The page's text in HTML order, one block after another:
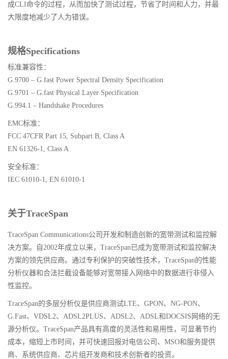
成CLI命令的过程，从而加快了测试过程，节省了时间和人力，并最
大限度地减少了人为错误。
规格Specifications
标准兼容性：
G.9700 – G.fast Power Spectral Density Specification
G.9701 – G.fast Physical Layer Specification
G.994.1 – Handshake Procedures
EMC标准：
FCC 47CFR Part 15, Subpart B, Class A
EN 61326-1, Class A
安全标准：
IEC 61010-1, EN 61010-1
关于TraceSpan
TraceSpan Communications公司开发和制造创新的宽带测试和监控解
决方案。自2002年成立以来，TraceSpan已成为宽带测试和监控解决
方案的领先供应商。通过专利保护的突破性技术，TraceSpan的性能
分析仪器和合法拦截设备能够对宽带接入网络中的数据进行非侵入
性监控。
TraceSpan的多层分析仪是供应商测试LTE、GPON、NG-PON、
G.Fast、VDSL2、ADSL2PLUS、ADSL2、ADSL和DOCSIS网络的无
源分析仪。TraceSpan产品具有高度的灵活性和易用性，可显著节约
成本，缩短上市时间，并可快速回报对电信公司、MSO和服务提供
商、系统供应商、芯片组开发商和技术创新者的投资。